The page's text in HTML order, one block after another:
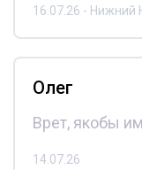
16.07.26 - Нижний
Олег
Врет, якобы
14.07.26